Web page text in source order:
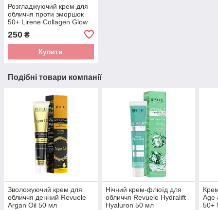
Розгладжуючий крем для
обличчя проти зморшок
50+ Lirene Collagen Glow
250 ₴
Купити
Подібні товари компанії
Зволожуючий крем для
обличчя денний Revuele
Argan Oil 50 мл
Нічний крем-флюїд для
обличчя Revuele Hydralift
Hyaluron 50 мл
Age
50+